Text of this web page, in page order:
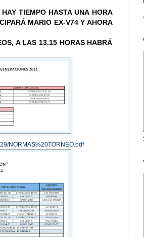
TIEMPO HASTA UNA HORA
MARIO EX-V74 Y AHORA
A LAS 13.15 HORAS HABRÁ
NORMAS%20TORNEO.pdf